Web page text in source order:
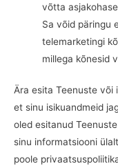
võtta
Sa võid päringu
telemarketingi
millega kõnesid
Ära esita Teenuste või
et sinu isikuandmeid
oled esitanud
sinu informatsiooni
poole